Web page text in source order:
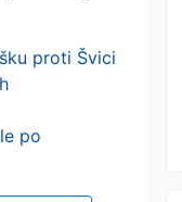
proti Švici
po